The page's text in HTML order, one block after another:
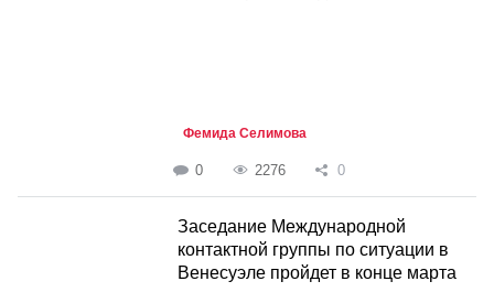
Фемида Селимова
0 2276 0
Заседание Международной
контактной группы по ситуации в
Венесуэле пройдет в конце марта